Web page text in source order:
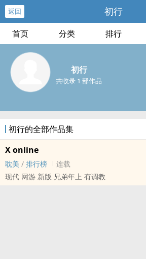
返回 初行
首页 分类 排行
初行
共收录 1 部作品
初行的全部作品集
X online
耽美 / 排行榜
连载
现代 网游 新版 兄弟年上 有‎调‌­教‌​